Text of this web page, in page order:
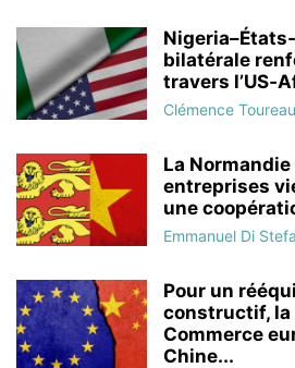
bilatérale
travers
Clémence Toureau
La
entreprises
une
Emmanuel Di
Pour un
constructif, la
Commerce
Chine...